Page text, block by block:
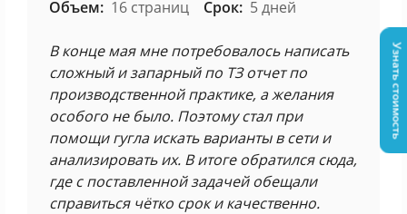
Объем: 16 страниц Срок: 5 дней
В конце мая мне потребовалось написать
сложный и запарный по ТЗ отчет по
производственной практике, а желания
особого не было. Поэтому стал при
помощи гугла искать варианты в сети и
анализировать их. В итоге обратился сюда,
где с поставленной задачей обещали
справиться чётко срок и качественно.
Узнать стоимость